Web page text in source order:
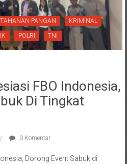
PANGAN KRIMINAL
POLRI TNI
FBO Indonesia,
Di Tingkat
0 Komentar
Dorong Event Sabuk di